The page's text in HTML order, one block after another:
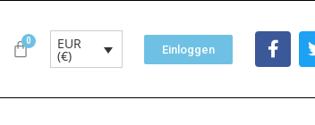
EUR
(€) Einloggen